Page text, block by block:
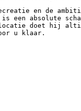
en de
is een absolute
locatie doet hij
u klaar.